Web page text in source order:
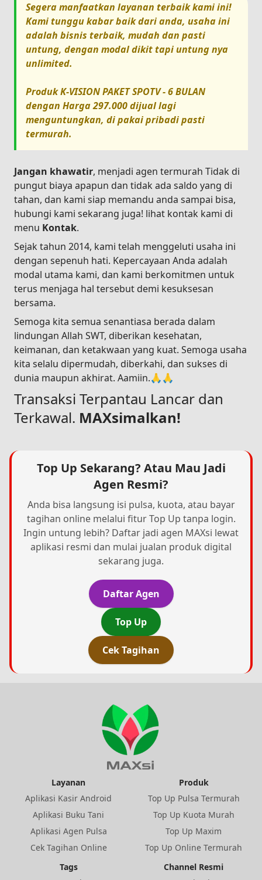
Segera manfaatkan layanan terbaik kami ini!
Kami tunggu kabar baik dari anda, usaha ini
adalah bisnis terbaik, mudah dan pasti
untung, dengan modal dikit tapi untung nya
unlimited.
ProdukK-VISION PAKET SPOTV - 6 BULAN
dengan Harga297.000dijual lagi
menguntungkan, di pakai pribadi pasti
termurah.
Jangan khawatir, menjadi agen termurah Tidak di
pungut biaya apapun dan tidak ada saldo yang di
tahan, dan kami siap memandu anda sampai bisa,
hubungi kami sekarang juga! lihat kontak kami di
menu Kontak.
Sejak tahun 2014, kami telah menggeluti usaha ini
dengan sepenuh hati. Kepercayaan Anda adalah
modal utama kami, dan kami berkomitmen untuk
terus menjaga hal tersebut demi kesuksesan
bersama.
Semoga kita semua senantiasa berada dalam
lindungan Allah SWT, diberikan kesehatan,
keimanan, dan ketakwaan yang kuat. Semoga usaha
kita selalu dipermudah, diberkahi, dan sukses di
dunia maupun akhirat. Aamiin.🙏🙏
Transaksi Terpantau Lancar dan
Terkawal. MAXsimalkan!
Top Up Sekarang? Atau Mau Jadi
Agen Resmi?
Anda bisa langsung isi pulsa, kuota, atau bayar
tagihan online melalui fitur Top Up tanpa login.
Ingin untung lebih? Daftar jadi agen MAXsi lewat
aplikasi resmi dan mulai jualan produk digital
sekarang juga.
Daftar Agen
Top Up
Cek Tagihan
Layanan
Aplikasi Kasir Android
Aplikasi Buku Tani
Aplikasi Agen Pulsa
Cek Tagihan Online
Produk
Top Up Pulsa Termurah
Top Up Kuota Murah
Top Up Maxim
Top Up Online Termurah
Tags
Channel Resmi